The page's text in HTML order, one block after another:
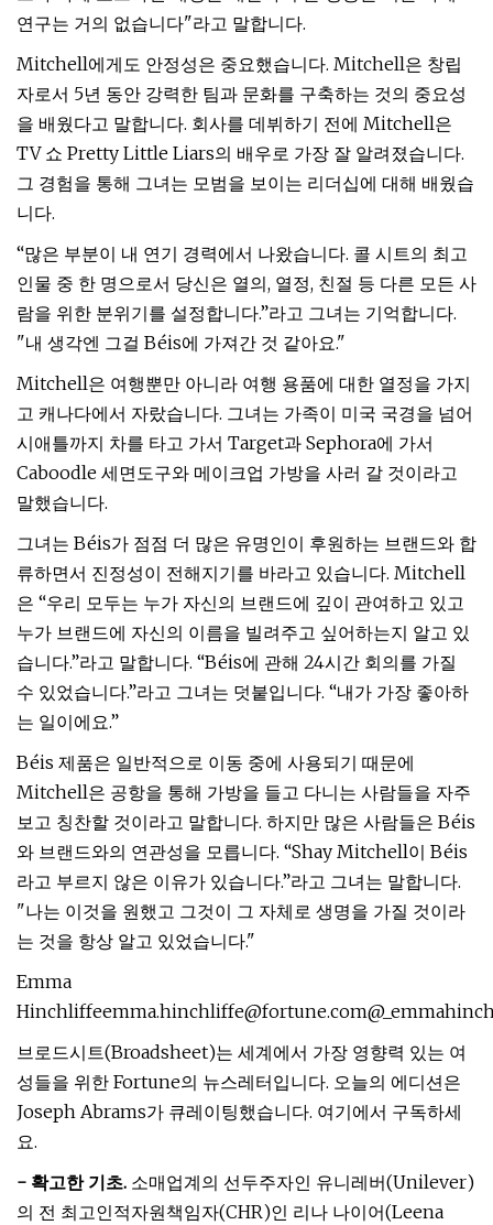
연구는 거의 없습니다"라고 말합니다.
Mitchell에게도 안정성은 중요했습니다. Mitchell은 창립
자로서 5년 동안 강력한 팀과 문화를 구축하는 것의 중요성
을 배웠다고 말합니다. 회사를 데뷔하기 전에 Mitchell은
TV 쇼 Pretty Little Liars의 배우로 가장 잘 알려졌습니다.
그 경험을 통해 그녀는 모범을 보이는 리더십에 대해 배웠습
니다.
“많은 부분이 내 연기 경력에서 나왔습니다. 콜 시트의 최고
인물 중 한 명으로서 당신은 열의, 열정, 친절 등 다른 모든 사
람을 위한 분위기를 설정합니다.”라고 그녀는 기억합니다.
"내 생각엔 그걸 Béis에 가져간 것 같아요."
Mitchell은 여행뿐만 아니라 여행 용품에 대한 열정을 가지
고 캐나다에서 자랐습니다. 그녀는 가족이 미국 국경을 넘어
시애틀까지 차를 타고 가서 Target과 Sephora에 가서
Caboodle 세면도구와 메이크업 가방을 사러 갈 것이라고
말했습니다.
그녀는 Béis가 점점 더 많은 유명인이 후원하는 브랜드와 합
류하면서 진정성이 전해지기를 바라고 있습니다. Mitchell
은 “우리 모두는 누가 자신의 브랜드에 깊이 관여하고 있고
누가 브랜드에 자신의 이름을 빌려주고 싶어하는지 알고 있
습니다.”라고 말합니다. “Béis에 관해 24시간 회의를 가질
수 있었습니다.”라고 그녀는 덧붙입니다. “내가 가장 좋아하
는 일이에요.”
Béis 제품은 일반적으로 이동 중에 사용되기 때문에
Mitchell은 공항을 통해 가방을 들고 다니는 사람들을 자주
보고 칭찬할 것이라고 말합니다. 하지만 많은 사람들은 Béis
와 브랜드와의 연관성을 모릅니다. “Shay Mitchell이 ​​Béis
라고 부르지 않은 이유가 있습니다.”라고 그녀는 말합니다.
"나는 이것을 원했고 그것이 그 자체로 생명을 가질 것이라
는 것을 항상 알고 있었습니다."
Emma
Hinchliffeemma.hinchliffe@fortune.com
브로드시트(Broadsheet)는 세계에서 가장 영향력 있는 여
성들을 위한 Fortune의 뉴스레터입니다. 오늘의 에디션은
Joseph Abrams가 큐레이팅했습니다. 여기에서 구독하세
요.
- 확고한 기초. 소매업계의 선두주자인 유니레버(Unilever)
의 전 최고인적자원책임자(CHR)인 리나 나이어(Leena